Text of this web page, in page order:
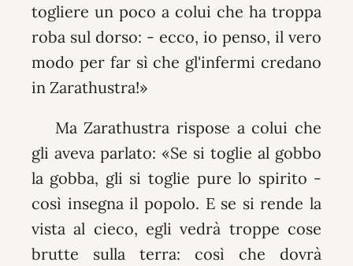
togliere un poco a colui che ha troppa
roba sul dorso: - ecco, io penso, il vero
modo per far sì che gl'infermi credano
in Zarathustra!»
Ma Zarathustra rispose a colui che
gli aveva parlato: «Se si toglie al gobbo
la gobba, gli si toglie pure lo spirito -
così insegna il popolo. E se si rende la
vista al cieco, egli vedrà troppe cose
brutte sulla terra: così che dovrà